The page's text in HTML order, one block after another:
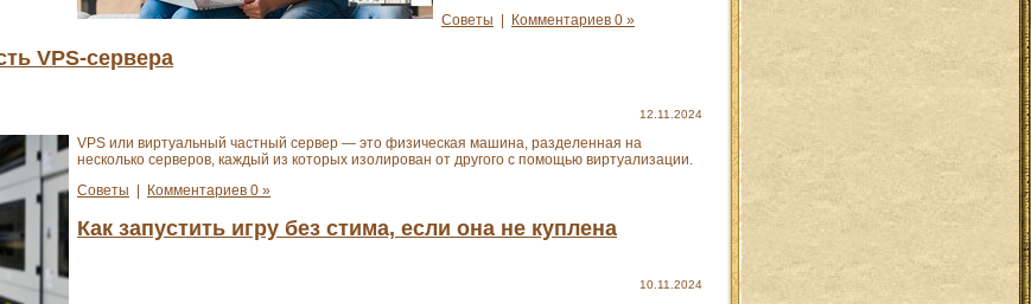
Советы
Комментариев 0 »
VPS-сервера
12.11.2024
VPS или виртуальный частный сервер — это физическая машина, разделенная на
несколько серверов, каждый из которых изолирован от другого с помощью виртуализации.
Советы
Комментариев 0 »
Как запустить игру без стима, если она не куплена
10.11.2024